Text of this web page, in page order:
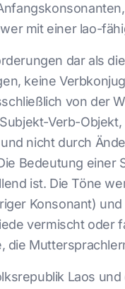
mit einer lao-
dar als
keine
von der
Verb-
nicht durch
Bedeutung einer
ist. Die Töne
Konsonant)
vermischt oder
die
Laos